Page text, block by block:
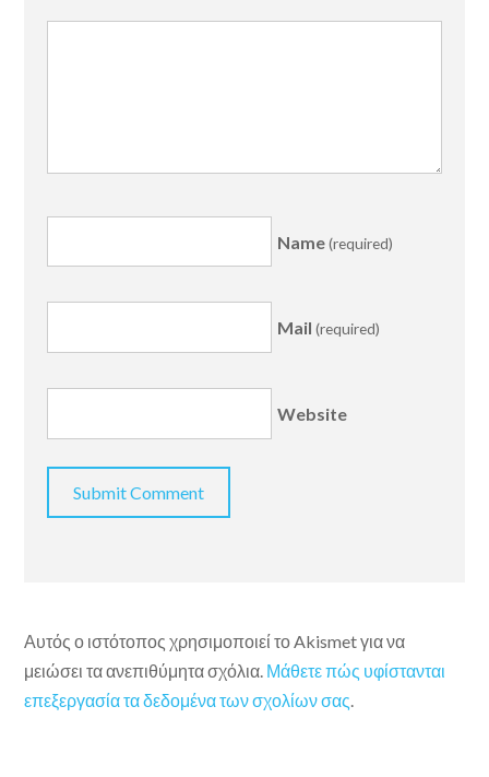
Name(required)
Mail (required)
Website
Αυτός ο ιστότοπος χρησιμοποιεί το Akismet για να
μειώσει τα ανεπιθύμητα σχόλια. Μάθετε πώς υφίστανται
επεξεργασία τα δεδομένα των σχολίων σας.